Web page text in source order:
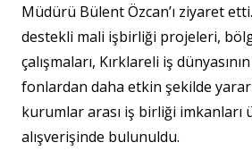
Müdürü Bülent Özcan’ı ziyaret
destekli mali işbirliği projeleri,
çalışmaları, Kırklareli iş
fonlardan daha etkin şekilde
kurumlar arası iş birliği imkanları
alışverişinde bulunuldu.